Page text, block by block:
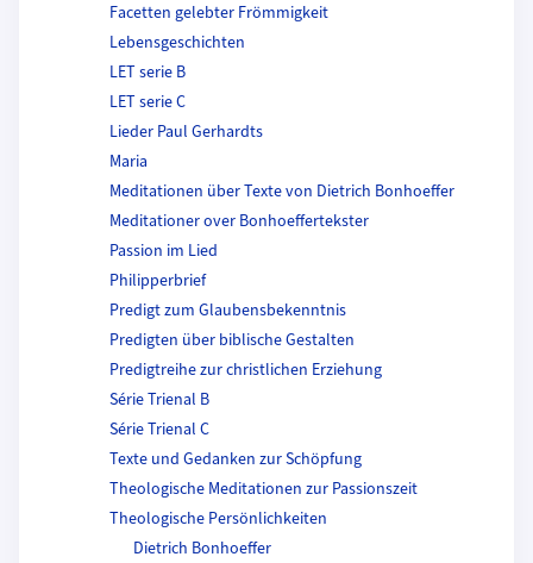
Facetten gelebter Frömmigkeit
Lebensgeschichten
LET serie B
LET serie C
Lieder Paul Gerhardts
Maria
Meditationen über Texte von Dietrich Bonhoeffer
Meditationer over Bonhoeffertekster
Passion im Lied
Philipperbrief
Predigt zum Glaubensbekenntnis
Predigten über biblische Gestalten
Predigtreihe zur christlichen Erziehung
Série Trienal B
Série Trienal C
Texte und Gedanken zur Schöpfung
Theologische Meditationen zur Passionszeit
Theologische Persönlichkeiten
Dietrich Bonhoeffer